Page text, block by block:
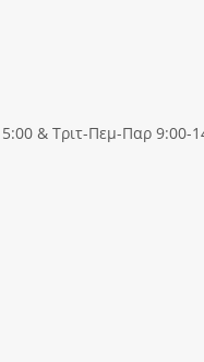
& Τριτ-Πεμ-Παρ 9:00-